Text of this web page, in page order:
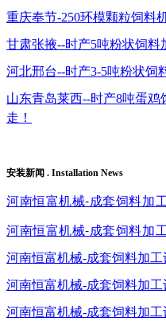
重庆奉节-250环模颗粒饲料
甘肃张掖--时产5吨粉状饲料
河北邢台--时产3-5吨粉状饲
山东青岛莱西--时产8吨蛋
走！
安装新闻 . Installation News
河南恒富机械-成套饲料加
河南恒富机械-成套饲料加
河南恒富机械-成套饲料加工
河南恒富机械-成套饲料加工
河南恒富机械-成套饲料加工